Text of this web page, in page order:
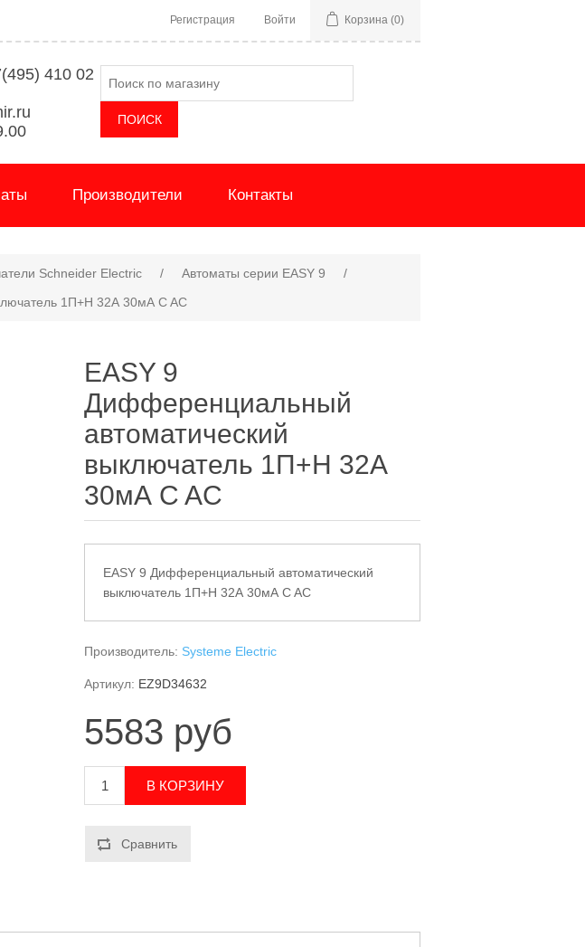
Регистрация Войти Корзина (0)
410 02
Производители Контакты
Schneider Electric / Автоматы серии EASY 9
/
1П+Н 32А 30мА C AC
EASY 9
Дифференциальный
автоматический
выключатель 1П+Н 32А
30мА C AC
EASY 9 Дифференциальный автоматический
выключатель 1П+Н 32А 30мА C AC
Производитель: Systeme Electric
Артикул: EZ9D34632
5583 руб